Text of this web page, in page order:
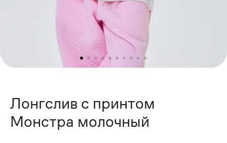
Лонгслив с принтом
Монстра молочный